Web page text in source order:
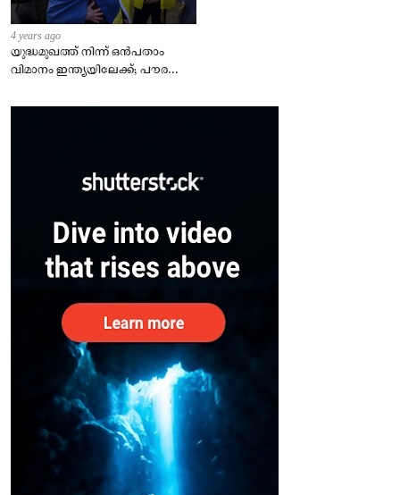
4 years ago
യുദ്ധമുഖത്ത് നിന്ന് ഒൻപതാം
വിമാനം ഇന്ത്യയിലേക്ക്; പൗരന്മാർ
– കേന്ദ്രം